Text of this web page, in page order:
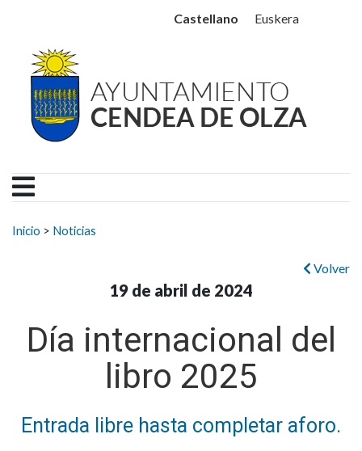
Ayuntamiento Cendea
Castellano Euskera
Buscar:
Inicio > Noticias
Volver
19 de abril de 2024
Día internacional del
libro 2025
Entrada libre hasta completar aforo.